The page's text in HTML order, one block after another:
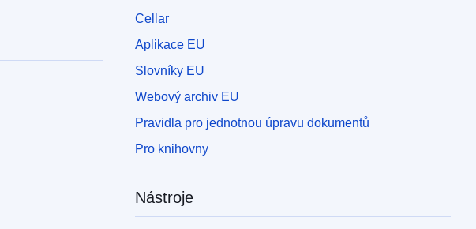
Cellar
Aplikace EU
Slovníky EU
Webový archiv EU
Pravidla pro jednotnou úpravu dokumentů
Pro knihovny
Nástroje